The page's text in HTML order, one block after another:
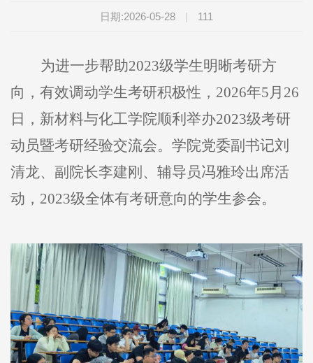
日期:2026-05-28 | 111
为进一步帮助2023级学生明晰考研方
向，有效调动学生考研积极性，2026年5月26
日，新材料与化工学院顺利举办2023级考研
动员暨考研经验交流会。学院党委副书记刘
清龙、副院长李建刚、辅导员冯雅玲出席活
动，2023级全体有考研意向的学生参会。